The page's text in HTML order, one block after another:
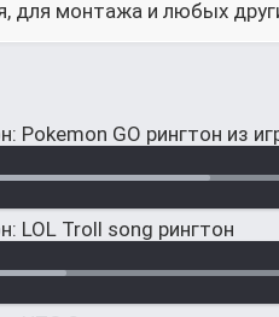
для монтажа и любых
Pokemon GO рингтон из
LOL Troll song рингтон